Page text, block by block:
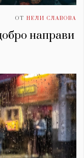
ОТ НЕЛИ СЛАВОВА
направи